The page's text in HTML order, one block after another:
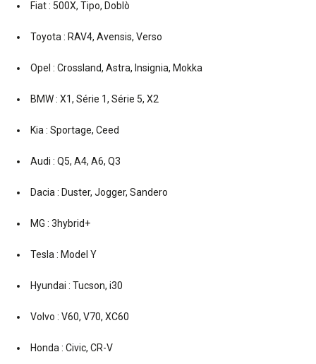
Fiat : 500X, Tipo, Doblò
Toyota : RAV4, Avensis, Verso
Opel : Crossland, Astra, Insignia, Mokka
BMW : X1, Série 1, Série 5, X2
Kia : Sportage, Ceed
Audi : Q5, A4, A6, Q3
Dacia : Duster, Jogger, Sandero
MG : 3hybrid+
Tesla : Model Y
Hyundai : Tucson, i30
Volvo : V60, V70, XC60
Honda : Civic, CR-V